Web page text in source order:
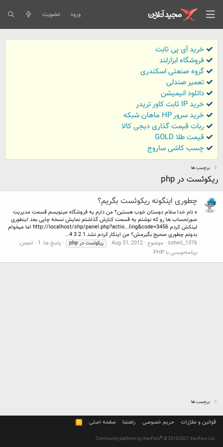
ورود عضویت
خرید آی پی ثابت
فروشگاه ابزارلند
گروه صنعتی اسکندری
تعمیر صندلی
داتلود انیمیشن
خرید IP ثابت کاور تریدر
خرید سرور HP ماهان شبکه
ربات قیمت گذاری دیجی کالا
قیمت طلا GOLD
چسب کاشی ساروج
برچسب ها
ریکوئست در php
چطوری اینگونه ریکوئست بگریم؟
ه نام خدا سلام دوستان خوب هستین؟ من دارم یه فروشگاه مینویسم قسمت مدیریت
صورتحساب ها رو که نوشتم یه قسمت کنارش گذاشتم نمایش نسخه چاپی بعد اینطوری
لینکش کردم http://localhost/shp/panel.php?actio...ling&code=3456 اما میخوام
بدونم چطوری صحیح بگیرمش؟ من اینکار کردم نشد 1 2 3 4...
soheil_1376 موضوع Aug 31, 2012 ریکوئست در php پاسخ ها: 1
انجمن:
برنامه‌نویسی با PHP
برچسب ها
قوانین و مقرّرات حریم خصوصی راهنما صفحه اصلی
R
S
Community platform by XenForo® © 2010-2021 XenForo Ltd.